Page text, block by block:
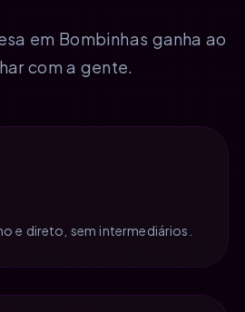
em Bombinhas ganha ao
com a gente.
e direto, sem intermediários.